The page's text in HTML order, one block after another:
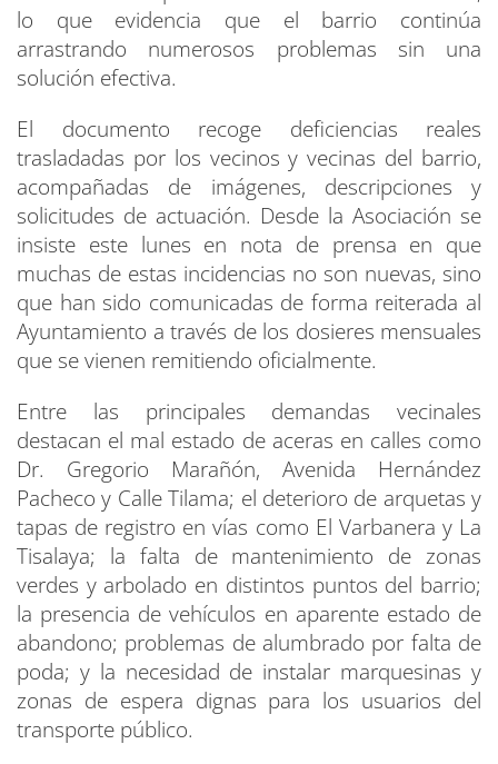
lo que evidencia que el barrio continúa
arrastrando numerosos problemas sin una
solución efectiva.
El documento recoge deficiencias reales
trasladadas por los vecinos y vecinas del barrio,
acompañadas de imágenes, descripciones y
solicitudes de actuación. Desde la Asociación se
insiste este lunes en nota de prensa en que
muchas de estas incidencias no son nuevas, sino
que han sido comunicadas de forma reiterada al
Ayuntamiento a través de los dosieres mensuales
que se vienen remitiendo oficialmente.
Entre las principales demandas vecinales
destacan el mal estado de aceras en calles como
Dr. Gregorio Marañón, Avenida Hernández
Pacheco y Calle Tilama; el deterioro de arquetas y
tapas de registro en vías como El Varbanera y La
Tisalaya; la falta de mantenimiento de zonas
verdes y arbolado en distintos puntos del barrio;
la presencia de vehículos en aparente estado de
abandono; problemas de alumbrado por falta de
poda; y la necesidad de instalar marquesinas y
zonas de espera dignas para los usuarios del
transporte público.